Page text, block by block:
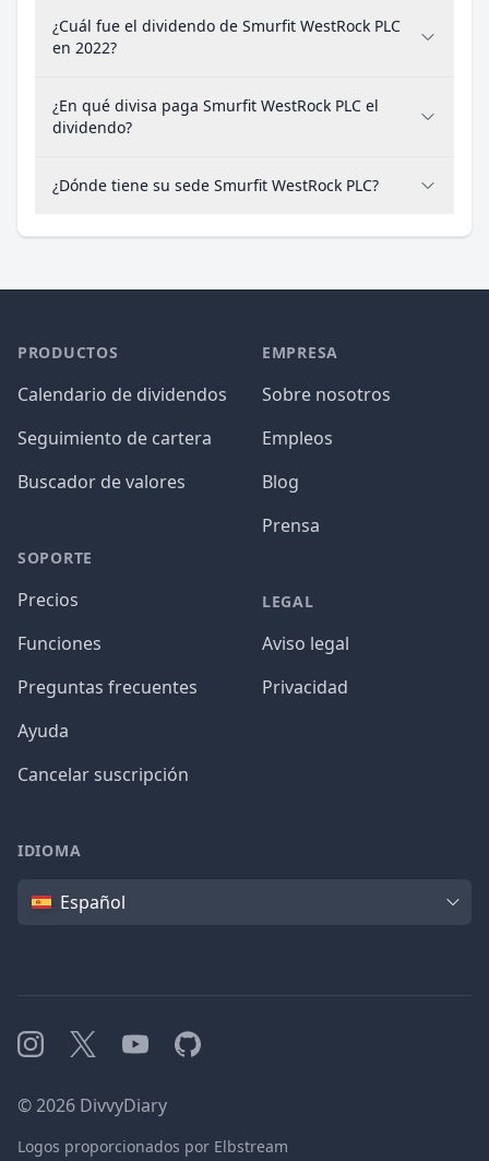
¿Cuál fue el dividendo de Smurfit WestRock PLC
en 2022?
¿En qué divisa paga Smurfit WestRock PLC el
dividendo?
¿Dónde tiene su sede Smurfit WestRock PLC?
PRODUCTOS
Calendario de dividendos
Seguimiento de cartera
Buscador de valores
SOPORTE
Precios
Funciones
Preguntas frecuentes
Ayuda
Cancelar suscripción
EMPRESA
Sobre nosotros
Empleos
Blog
Prensa
LEGAL
Aviso legal
Privacidad
IDIOMA
IdiomaEspañol
Instagram
X YouTubeGitHub
©2026 DivvyDiary
Logos proporcionados por Elbstream